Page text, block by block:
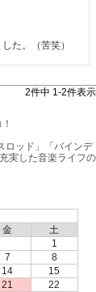
た。（苦笑）
2件中 1-2件表示
ロッド」「バインデ
実した音楽ライフの
金
土
1
7
8
14
15
21
22